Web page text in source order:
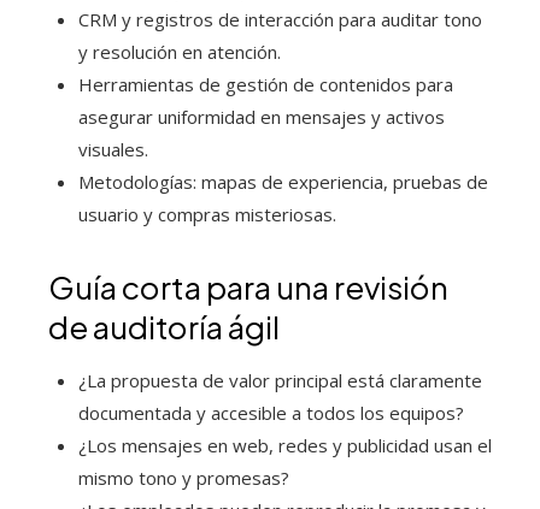
CRM y registros de interacción para auditar tono
y resolución en atención.
Herramientas de gestión de contenidos para
asegurar uniformidad en mensajes y activos
visuales.
Metodologías: mapas de experiencia, pruebas de
usuario y compras misteriosas.
Guía corta para una revisión
de auditoría ágil
¿La propuesta de valor principal está claramente
documentada y accesible a todos los equipos?
¿Los mensajes en web, redes y publicidad usan el
mismo tono y promesas?